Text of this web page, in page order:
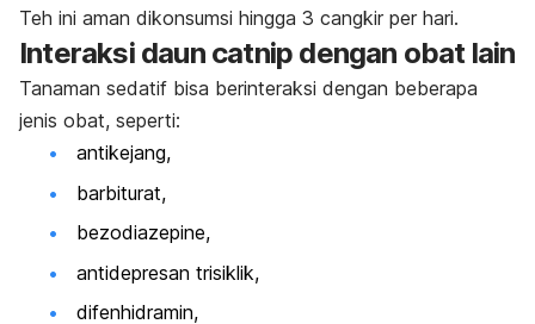
Teh ini aman dikonsumsi hingga 3 cangkir per hari.
Interaksi daun catnip dengan obat lain
Tanaman sedatif bisa berinteraksi dengan beberapa
jenis obat, seperti:
antikejang,
barbiturat,
bezodiazepine,
antidepresan trisiklik,
difenhidramin,